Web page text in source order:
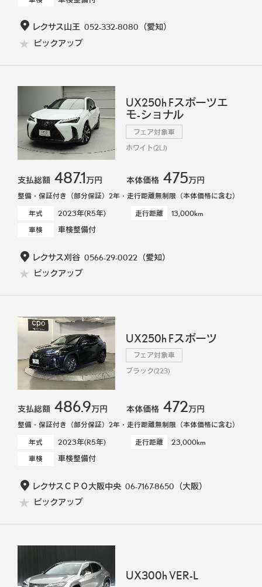
レクサス山王 052-332-8080 （愛知）
ピックアップ
UX250h Fスポーツエ
モ-ショナル
フェア対象車
ホワイト(2LJ)
支払総額 487.1万円 本体価格 475万円
整備・保証付き（部分保証）2年・走行距離無制限（本体価格に含む）
年式
2023年(R5年) 走行距離 13,000km
車検 車検整備付
レクサス刈谷 0566-29-0022 （愛知）
ピックアップ
UX250h Fスポーツ
フェア対象車
ブラック(223)
支払総額 486.9万円 本体価格 472万円
整備・保証付き（部分保証）2年・走行距離無制限（本体価格に含む）
年式
2023年(R5年) 走行距離 23,000km
車検 車検整備付
レクサスＣＰＯ大阪中央 06-7167-8650 （大阪）
ピックアップ
UX300h VER-L